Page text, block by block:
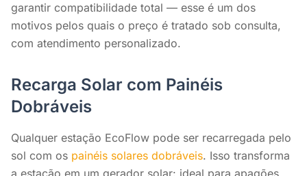
garantir compatibilidade total — esse é um dos
motivos pelos quais o preço é tratado sob consulta,
com atendimento personalizado.
Recarga Solar com Painéis
Dobráveis
Qualquer estação EcoFlow pode ser recarregada pelo
sol com os painéis solares dobráveis. Isso transforma
a estação em um gerador solar: ideal para apagões